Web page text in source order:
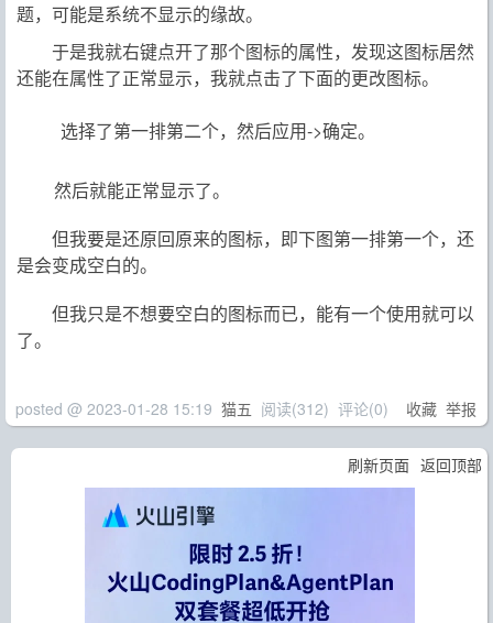
题，可能是系统不显示的缘故。
于是我就右键点开了那个图标的属性，发现这图标居然
还能在属性了正常显示，我就点击了下面的更改图标。
选择了第一排第二个，然后应用->确定。
然后就能正常显示了。
但我要是还原回原来的图标，即下图第一排第一个，还
是会变成空白的。
但我只是不想要空白的图标而已，能有一个使用就可以
了。
posted @ 2023-01-28 15:19 猫五 阅读(312) 评论(0) 收藏 举报
刷新页面 返回顶部